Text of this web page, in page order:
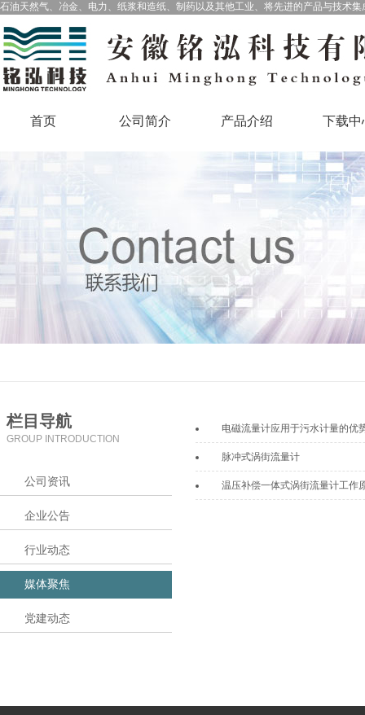
石油天然气、冶金、电力、纸浆和造纸、制药以及其他工业、将先进的产品与技术
首页 公司简介 产品介绍 下载中
栏目导航
GROUP INTRODUCTION
公司资讯
企业公告
行业动态
媒体聚焦
党建动态
电磁流量计应用于污水计量的优
脉冲式涡街流量计
温压补偿一体式涡街流量计工作